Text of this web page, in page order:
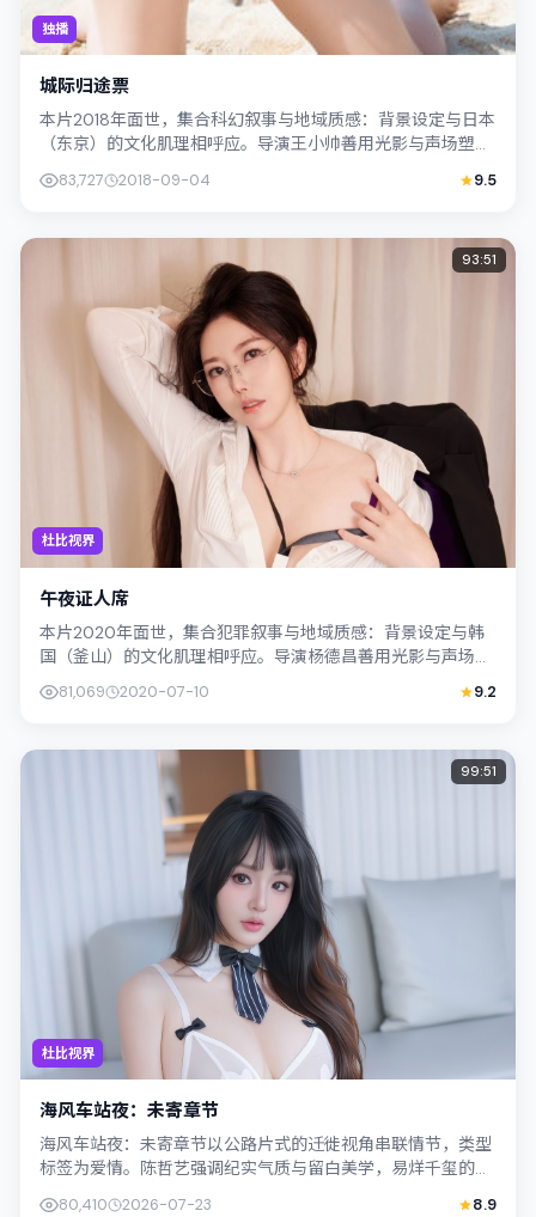
独播
城际归途票
本片2018年面世，集合科幻叙事与地域质感：背景设定与日本
（东京）的文化肌理相呼应。导演王小帅善用光影与声场塑造
83,727 2018-09-04 9.5
杜比视界
93:51
午夜证人席
本片2020年面世，集合犯罪叙事与地域质感：背景设定与韩
国（釜山）的文化肌理相呼应。导演杨德昌善用光影与声场塑
造孤独感，古天乐饰演角色的抉择牵动...
81,069 2020-07-10 9.2
杜比视界
99:51
海风车站夜：未寄章节
海风车站夜：未寄章节以公路片式的迁徙视角串联情节，类型
标签为爱情。陈哲艺强调纪实气质与留白美学，易烊千玺的表
80,410 2026-07-23 8.9